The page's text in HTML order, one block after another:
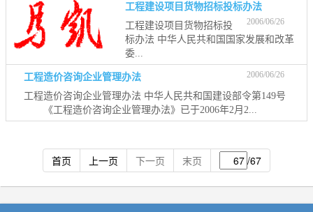
工程建设项目货物招标投标办法
2006/06/26
工程建设项目货物招标投
标办法 中华人民共和国国家发展和改革
委...
工程造价咨询企业管理办法 2006/06/26
工程造价咨询企业管理办法 中华人民共和国建设部令第149号
《工程造价咨询企业管理办法》已于2006年2月2...
首页 上一页 下一页 末页 /67